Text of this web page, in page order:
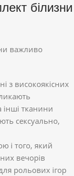
білизни
важливо
з високоякісних
тканини
сексуально,
і того, який
вечорів
рольових ігор